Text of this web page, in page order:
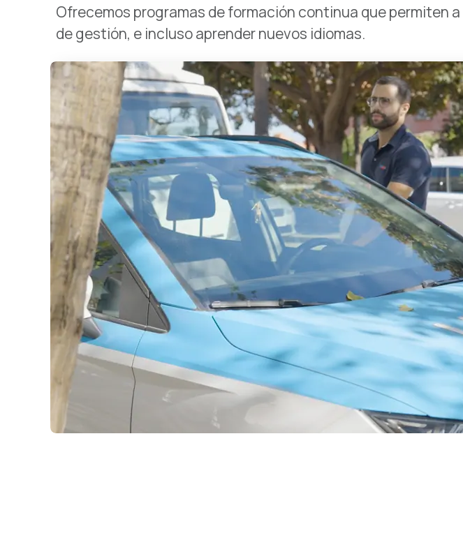
Ofrecemos programas de formación continua que permiten
de gestión, e incluso aprender nuevos idiomas.